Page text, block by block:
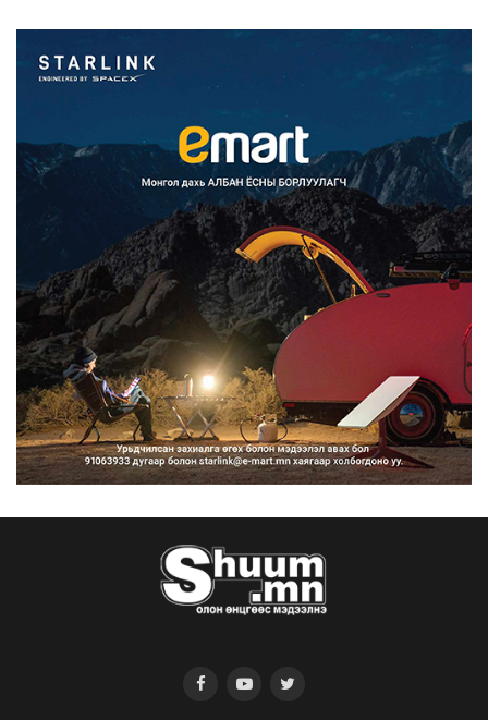
Монгол Улс COP17 бага хуралд 6.5
тэрбум ам.доллары...
2026/08/06
“Улаанбаатар трам” төсөл
хэрэгжсэнээр жилд 446...
2026/08/06
Автомашины улсын дугаар тэгш
тоогоор төгссөн бол ө...